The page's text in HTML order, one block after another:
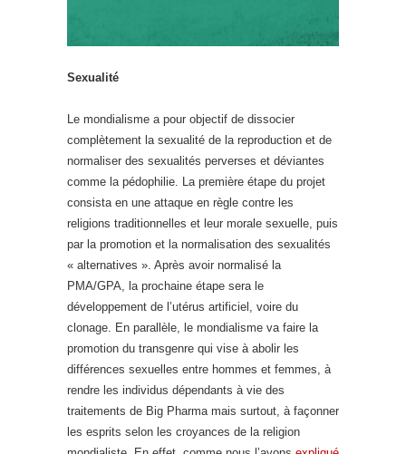
Sexualité
Le mondialisme a pour objectif de dissocier
complètement la sexualité de la reproduction et de
normaliser des sexualités perverses et déviantes
comme la pédophilie. La première étape du projet
consista en une attaque en règle contre les
religions traditionnelles et leur morale sexuelle, puis
par la promotion et la normalisation des sexualités
« alternatives ». Après avoir normalisé la
PMA/GPA, la prochaine étape sera le
développement de l’utérus artificiel, voire du
clonage. En parallèle, le mondialisme va faire la
promotion du transgenre qui vise à abolir les
différences sexuelles entre hommes et femmes, à
rendre les individus dépendants à vie des
traitements de Big Pharma mais surtout, à façonner
les esprits selon les croyances de la religion